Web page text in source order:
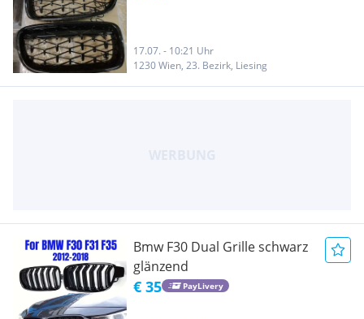
17.07. - 10:21 Uhr
1230 Wien, 23. Bezirk, Liesing
Bmw F30 Dual Grille schwarz
glänzend
€ 35 PayLivery